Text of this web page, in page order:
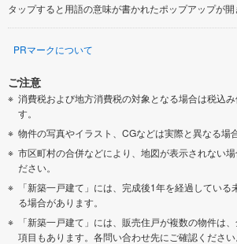
タップすると用語の意味が書かれたポップアップが開
PRマークについて
ご注意
消費税および地方消費税の対象となる場合は税込
す。
物件の写真やイラスト、CGなどは実際と異なる場
市区町村の合併などにより、地図が表示されない
ださい。
「新築一戸建て」には、完成後1年を経過してい
る場合があります。
「新築一戸建て」には、販売住戸が複数の物件は
項目もあります。各問い合わせ先にご確認ください